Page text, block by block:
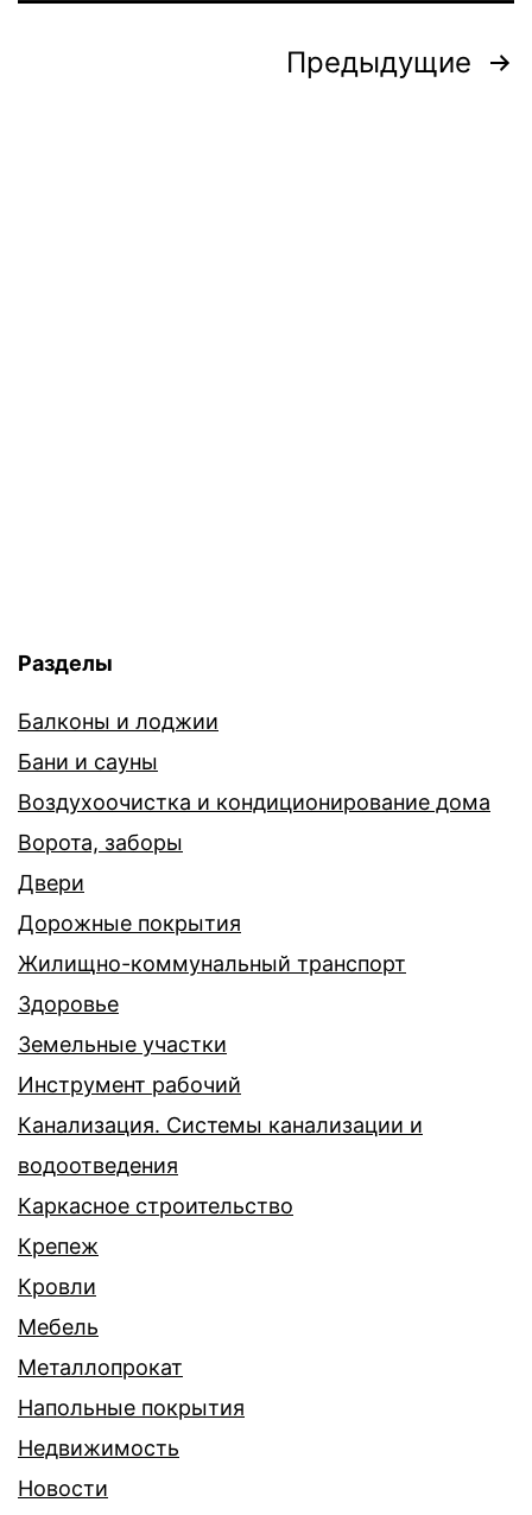
Предыдущие
Разделы
Балконы и лоджии
Бани и сауны
Воздухоочистка и кондиционирование дома
Ворота, заборы
Двери
Дорожные покрытия
Жилищно-коммунальный транспорт
Здоровье
Земельные участки
Инструмент рабочий
Канализация. Системы канализации и
водоотведения
Каркасное строительство
Крепеж
Кровли
Мебель
Металлопрокат
Напольные покрытия
Недвижимость
Новости